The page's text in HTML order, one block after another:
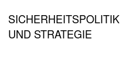
SICHERHEITSPOLITIK
UND STRATEGIE